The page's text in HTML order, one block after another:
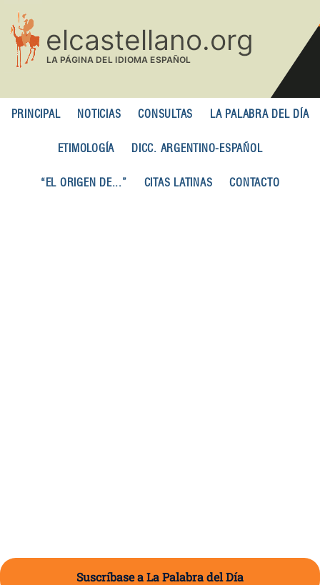
contenido
principal
PRINCIPAL NOTICIAS CONSULTAS LA PALABRA DEL DÍA
ETIMOLOGÍA DICC. ARGENTINO-ESPAÑOL
“EL ORIGEN DE...” CITAS LATINAS CONTACTO
Suscríbase a La Palabra del Día